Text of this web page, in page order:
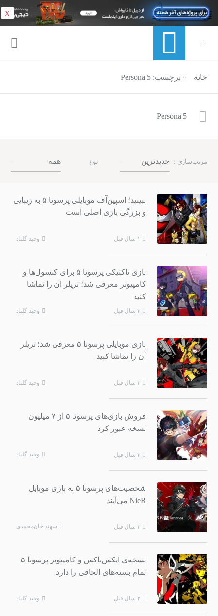
منوی ناوبری خرده نان
خانه برچسب: Persona 5
Persona 5
مرتب‌سازی : جدیدترین نوع همه
ببینید؛ اسپین‌آف موبایلی پرسونا ۵ به زیبایی
و بزرگی بازی اصلی است
۱ سال قبل وحید گلباد
بازی تاکتیکی پرسونا ۵ برای کنسول‌ها و
کامپیوتر معرفی شد؛ تریلر آن را تماشا
کنید
۳ سال قبل وحید گلباد
بازی موبایلی پرسونا ۵ معرفی شد؛ تریلر
آن را تماشا کنید
۳ سال قبل وحید گلباد
فروش بازی‌های پرسونا ۵ از ۷ میلیون
نسخه عبور کرد
۳ سال قبل وحید گلباد
شخصیت‌های پرسونا ۵ به بازی موبایل
NieR می‌آیند
۳ سال قبل سهند خان‌محمدی
نسخه‌ی ایکس‌باکس و کامپیوتر پرسونا ۵
تمام بسته‌های الحاقی را دارد
۴ سال قبل وحید گلباد
X